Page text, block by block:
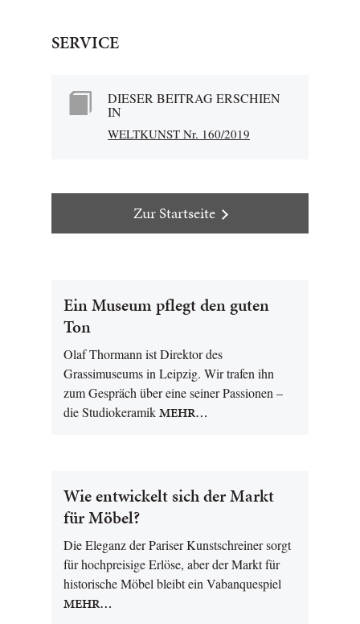
SERVICE
DIESER BEITRAG ERSCHIEN
IN
WELTKUNST Nr. 160/2019
Zur Startseite
Ein Museum pflegt den guten
Ton
Olaf Thormann ist Direktor des
Grassimuseums in Leipzig. Wir trafen ihn
zum Gespräch über eine seiner Passionen –
die StudiokeramikMEHR…
Wie entwickelt sich der Markt
für Möbel?
Die Eleganz der Pariser Kunstschreiner sorgt
für hochpreisige Erlöse, aber der Markt für
historische Möbel bleibt ein Vabanquespiel
MEHR…